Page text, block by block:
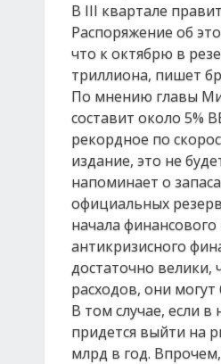
В III квартале
Распоряжение об
что к октябрю в
триллиона, пишет
По мнению главы
составит около 5%
рекордное по
издание, это не
напоминает о
официальных
начала
антикризисного
достаточно велики,
расходов, они
В том случае, если
придется выйти на
млрд в год.